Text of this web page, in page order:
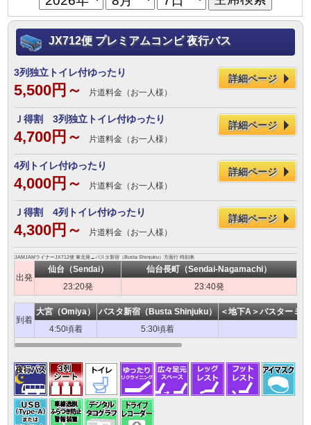
JX712便 プレミアムコンビ 夜行バス
3列独立トイレ付ゆったり
5,500円～ 片道料金（お一人様）
詳細ページ
Ｊ得割 3列独立トイレ付ゆったり
4,700円～ 片道料金（お一人様）
詳細ページ
4列トイレ付ゆったり
4,000円～ 片道料金（お一人様）
詳細ページ
Ｊ得割 4列トイレ付ゆったり
4,300円～ 片道料金（お一人様）
詳細ページ
JAMJAMライナーJX712便 東北発→バスタ新宿（Busta Shinjuku）方面行 時刻表
出発
仙台（Sendai）
仙台長町（Sendai-Nagamachi）
23:20発
23:40発
到着
大宮（Omiya） バスタ新宿（Busta Shinjuku）
＜地下A＞バスターミ
4:50頃着
5:30頃着